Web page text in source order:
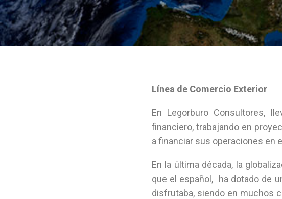
Línea de Comercio Exterior
En Legorburo Consultores,
financiero, trabajando en
a financiar sus operaciones en
En la última década, la
que el español, ha dotado de
disfrutaba, siendo en muchos